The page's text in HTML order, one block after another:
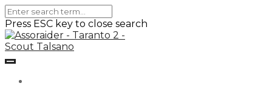
Press ESC key to close search